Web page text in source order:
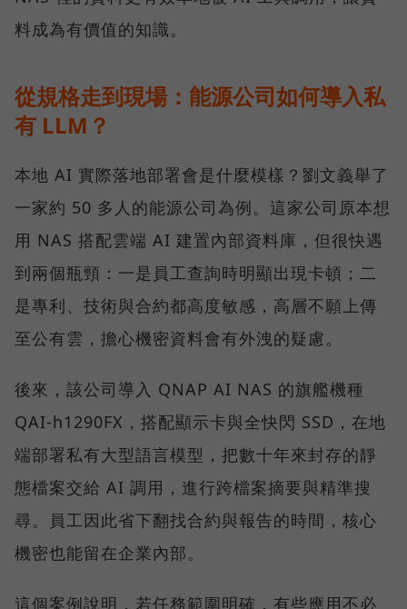
料成為有價值的知識。
從規格走到現場：能源公司如何導入私
有 LLM？
本地 AI 實際落地部署會是什麼模樣？劉文義舉了
一家約 50 多人的能源公司為例。這家公司原本想
用 NAS 搭配雲端 AI 建置內部資料庫，但很快遇
到兩個瓶頸：一是員工查詢時明顯出現卡頓；二
是專利、技術與合約都高度敏感，高層不願上傳
至公有雲，擔心機密資料會有外洩的疑慮。
後來，該公司導入 QNAP AI NAS 的旗艦機種
QAI-h1290FX，搭配顯示卡與全快閃 SSD，在地
端部署私有大型語言模型，把數十年來封存的靜
態檔案交給 AI 調用，進行跨檔案摘要與精準搜
尋。員工因此省下翻找合約與報告的時間，核心
機密也能留在企業內部。
這個案例說明，若任務範圍明確，有些應用不必